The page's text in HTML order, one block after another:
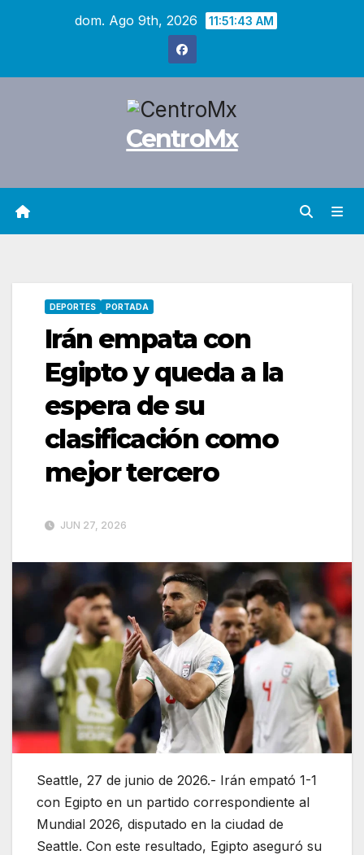
dom. Ago 9th, 2026 11:51:44 AM
CentroMx
DEPORTES PORTADA
Irán empata con
Egipto y queda a la
espera de su
clasificación como
mejor tercero
JUN 27, 2026
Seattle, 27 de junio de 2026.- Irán empató 1-1
con Egipto en un partido correspondiente al
Mundial 2026, disputado en la ciudad de
Seattle. Con este resultado, Egipto aseguró su